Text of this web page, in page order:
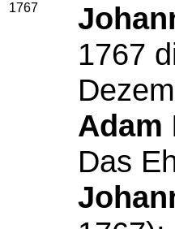
1767
1767
Adam
Das